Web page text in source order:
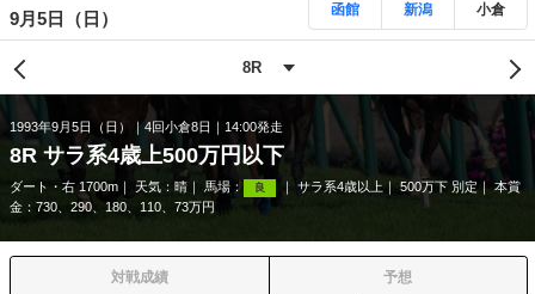
9月5日（日） 函館 新潟 小倉
1993年9月5日（日） 4回小倉8日 14:00発走
8R サラ系4歳上500万円以下
ダート・右 1700m 天気： 晴 馬場： 良 サラ系4歳以上 500万下 別定
本賞
金：730、290、180、110、73万円
対戦成績 予想